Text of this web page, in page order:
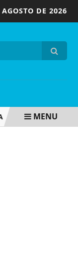
DE 2026
ELEIÇÕES 2026:
MENU